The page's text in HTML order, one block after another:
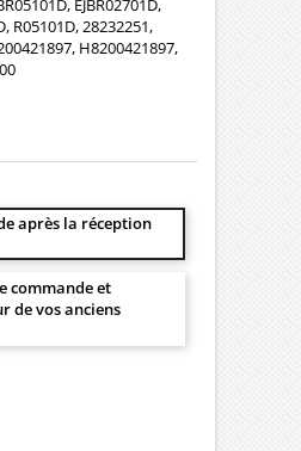
EJBR02701D,
R05101D, 28232251,
H8200421897,
après la réception
commande et
de vos anciens